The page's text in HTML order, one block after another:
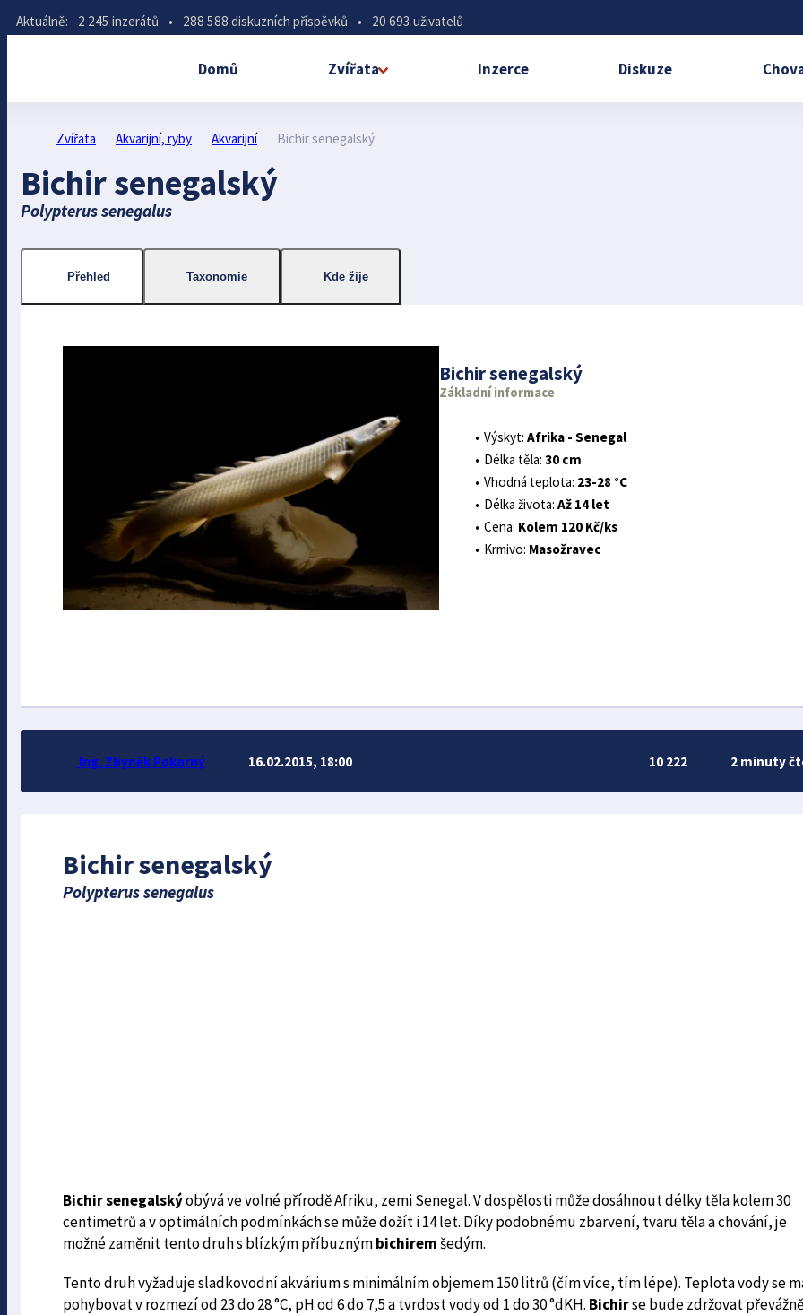
Aktuálně: 2 245 inzerátů • 288 588 diskuzních příspěvků • 20 693 uživatelů
Domů Zvířata Inzerce Diskuze
Zvířata Akvarijní, ryby Akvarijní Bichir senegalský
Bichir senegalský
Polypterus senegalus
Bichir senegalský
Polypterus senegalus
Bichir senegalskýobývá ve volné přírodě Afriku, zemi Senegal. V dospělosti může dosáhnout délky těla kolem 30
centimetrů a v optimálních podmínkách se může dožít i 14 let. Díky podobnému zbarvení, tvaru těla a chování, je
možné zaměnit tento druh s blízkým příbuznýmbichiremšedým.
Tento druh vyžaduje sladkovodní akvárium s minimálním objemem 150 litrů (čím více, tím lépe). Teplota vody se
pohybovat v rozmezí od 23 do 28 °C, pH od 6 do 7,5 a tvrdost vody od 1 do 30 °dKH. Bichirse bude zdržovat
Přehled Taxonomie Kde žije
Bichir senegalský
Základní informace
Výskyt:Afrika - Senegal
Délka těla:30 cm
Vhodná teplota: 23-28 °C
Délka života:Až 14 let
Cena: Kolem 120 Kč/ks
Krmivo: Masožravec
Ing. Zbyněk Pokorný 16.02.2015, 18:00 10 222 2 minuty